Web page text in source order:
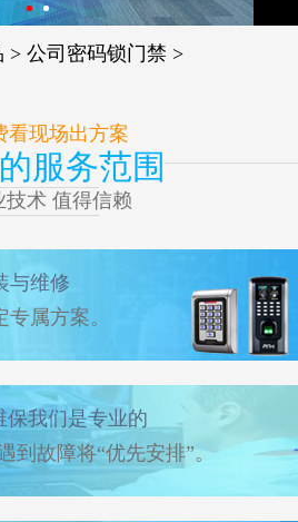
> 公司密码锁门禁 >
看现场出方案
服务范围
技术 值得信赖
与维修
属方案。
保我们是专业的
到故障将“优先安排”。